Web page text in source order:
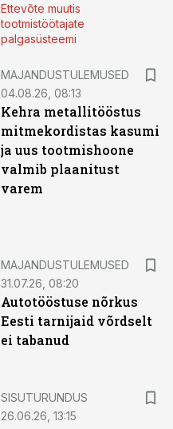
Ettevõte muutis
tootmistöötajate
palgasüsteemi
MAJANDUSTULEMUSED
04.08.26, 08:13
Kehra metallitööstus
mitmekordistas kasumi
ja uus tootmishoone
valmib plaanitust
varem
MAJANDUSTULEMUSED
31.07.26, 08:20
Autotööstuse nõrkus
Eesti tarnijaid võrdselt
ei tabanud
SISUTURUNDUS
26.06.26, 13:15